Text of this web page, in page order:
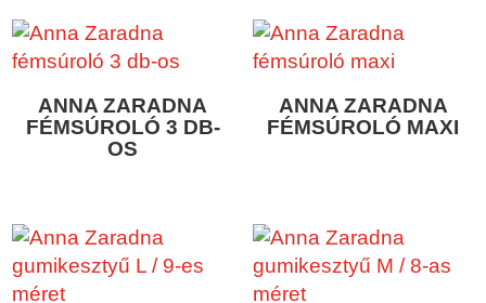
ANNA ZARADNA
FÉMSÚROLÓ 3 DB-
OS
ANNA ZARADNA
FÉMSÚROLÓ MAXI